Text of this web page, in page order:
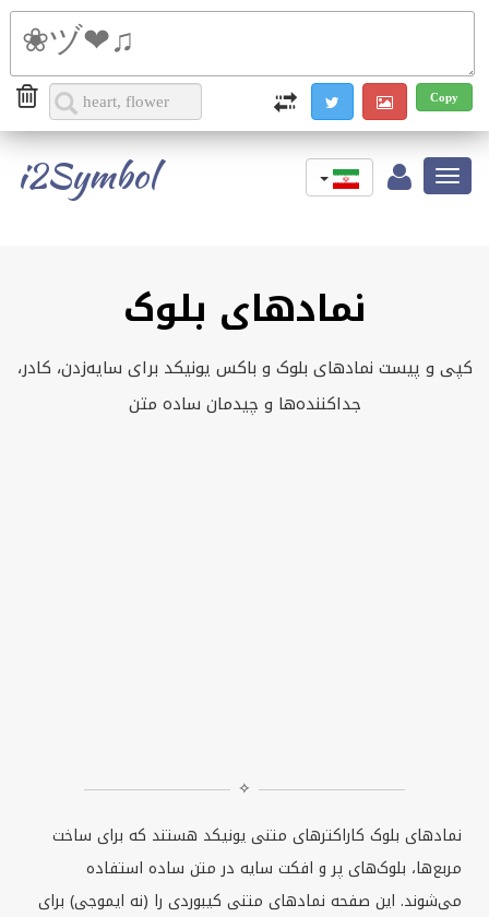
Toggle
navigation
i2Symbol
نمادهای بلوک
کپی و پیست نمادهای بلوک و باکس یونیکد برای سایه‌زدن، کادر،
جداکننده‌ها و چیدمان ساده متن
✧
نمادهای بلوک کاراکترهای متنی یونیکد هستند که برای ساخت
مربع‌ها، بلوک‌های پر و افکت سایه در متن ساده استفاده
می‌شوند. این صفحه نمادهای متنی کیبوردی را (نه ایموجی) برای